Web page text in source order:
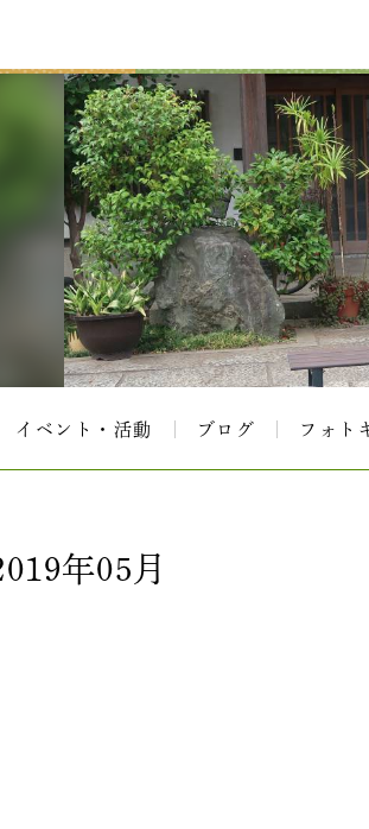
イベント・活動 ブログ フォト
年05月